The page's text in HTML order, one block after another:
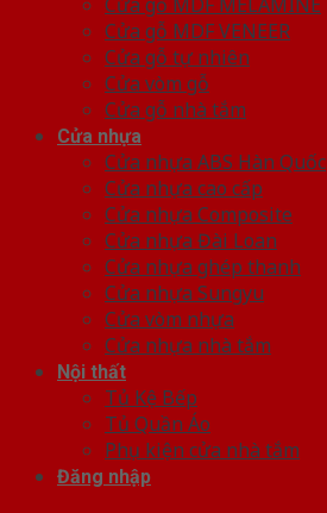
Cửa gỗ MDF VENEER
Cửa gỗ tự nhiên
Cửa vòm gỗ
Cửa gỗ nhà tắm
Cửa nhựa
Cửa nhựa ABS Hàn Quốc
Cửa nhựa cao cấp
Cửa nhựa Composite
Cửa nhựa Đài Loan
Cửa nhựa ghép thanh
Cửa nhựa Sungyu
Cửa vòm nhựa
Cửa nhựa nhà tắm
Nội thất
Tủ Kệ Bếp
Tủ Quần Áo
Phụ kiện cửa nhà tắm
Đăng nhập